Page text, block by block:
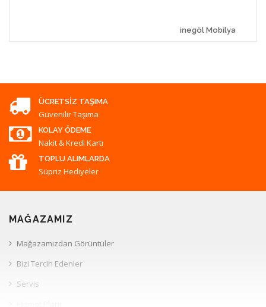
inegöl Mobilya
ÜCRETSIZ TAŞIMA
Güvenilir Taşıma
KOLAY ÖDEME
Nakit & Kredi Kartı
TOPLU ALIMLARDA
Süpriz Hediyeler
MAĞAZAMIZ
Mağazamızdan Görüntüler
Bizi Tercih Edenler
Servis